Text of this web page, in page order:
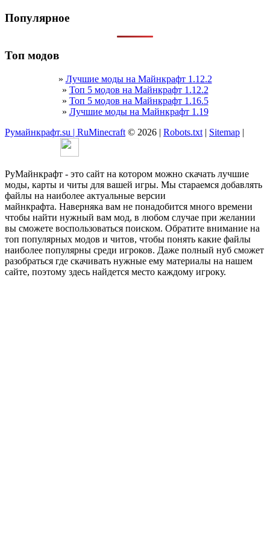
Популярное
Топ модов
» Лучшие моды на Майнкрафт 1.12.2
» Топ 5 модов на Майнкрафт 1.12.2
» Топ 5 модов на Майнкрафт 1.16.5
» Лучшие моды на Майнкрафт 1.19
Румайнкрафт.su | RuMinecraft © 2026 | Robots.txt | Sitemap |
РуМайнкрафт - это сайт на котором можно скачать лучшие
моды, карты и читы для вашей игры. Мы стараемся добавлять
файлы на наиболее актуальные версии
майнкрафта. Наверняка вам не понадобится много времени
чтобы найти нужный вам мод, в любом случае при желании
вы сможете воспользоваться поиском. Обратите внимание на
топ популярных модов и читов, чтобы понять какие файлы
наиболее популярны среди игроков. Даже полный нуб сможет
разобраться где скачивать нужные ему материалы на нашем
сайте, поэтому здесь найдется место каждому игроку.